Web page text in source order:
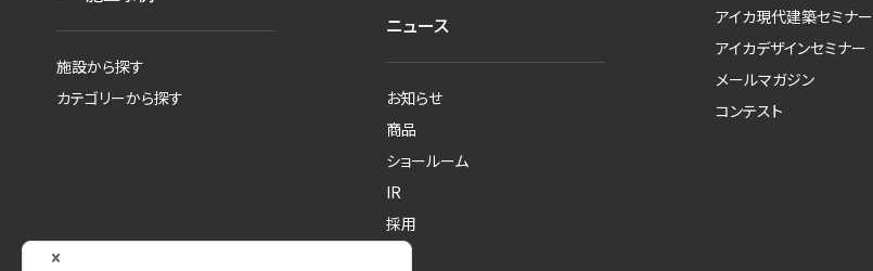
施設から探す
カテゴリーから探す
ニュース
お知らせ
商品
ショールーム
IR
採用
アイカ現代建築セミナー
アイカデザインセミナー
メールマガジン
コンテスト